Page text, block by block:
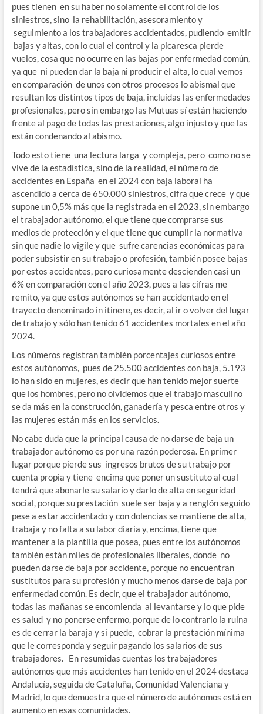
pues tienen en su haber no solamente el control de los
siniestros, sino la rehabilitación, asesoramiento y
seguimiento a los trabajadores accidentados, pudiendo emitir
bajas y altas, con lo cual el control y la picaresca pierde
vuelos, cosa que no ocurre en las bajas por enfermedad común,
ya que ni pueden dar la baja ni producir el alta, lo cual vemos
en comparación de unos con otros procesos lo abismal que
resultan los distintos tipos de baja, incluidas las enfermedades
profesionales, pero sin embargo las Mutuas sí están haciendo
frente al pago de todas las prestaciones, algo injusto y que las
están condenando al abismo.
Todo esto tiene una lectura larga y compleja, pero como no se
vive de la estadística, sino de la realidad, el número de
accidentes en España en el 2024 con baja laboral ha
ascendido a cerca de 650.000 siniestros, cifra que crece y que
supone un 0,5% más que la registrada en el 2023, sin embargo
el trabajador autónomo, el que tiene que comprarse sus
medios de protección y el que tiene que cumplir la normativa
sin que nadie lo vigile y que sufre carencias económicas para
poder subsistir en su trabajo o profesión, también posee bajas
por estos accidentes, pero curiosamente descienden casi un
6% en comparación con el año 2023, pues a las cifras me
remito, ya que estos autónomos se han accidentado en el
trayecto denominado in itinere, es decir, al ir o volver del lugar
de trabajo y sólo han tenido 61 accidentes mortales en el año
2024.
Los números registran también porcentajes curiosos entre
estos autónomos, pues de 25.500 accidentes con baja, 5.193
lo han sido en mujeres, es decir que han tenido mejor suerte
que los hombres, pero no olvidemos que el trabajo masculino
se da más en la construcción, ganadería y pesca entre otros y
las mujeres están más en los servicios.
No cabe duda que la principal causa de no darse de baja un
trabajador autónomo es por una razón poderosa. En primer
lugar porque pierde sus ingresos brutos de su trabajo por
cuenta propia y tiene encima que poner un sustituto al cual
tendrá que abonarle su salario y darlo de alta en seguridad
social, porque su prestación suele ser baja y a renglón seguido
pese a estar accidentado y con dolencias se mantiene de alta,
trabaja y no falta a su labor diaria y, encima, tiene que
mantener a la plantilla que posea, pues entre los autónomos
también están miles de profesionales liberales, donde no
pueden darse de baja por accidente, porque no encuentran
sustitutos para su profesión y mucho menos darse de baja por
enfermedad común. Es decir, que el trabajador autónomo,
todas las mañanas se encomienda al levantarse y lo que pide
es salud y no ponerse enfermo, porque de lo contrario la ruina
es de cerrar la baraja y si puede, cobrar la prestación mínima
que le corresponda y seguir pagando los salarios de sus
trabajadores. En resumidas cuentas los trabajadores
autónomos que más accidentes han tenido en el 2024 destaca
Andalucía, seguida de Cataluña, Comunidad Valenciana y
Madrid, lo que demuestra que el número de autónomos está en
aumento en esas comunidades.